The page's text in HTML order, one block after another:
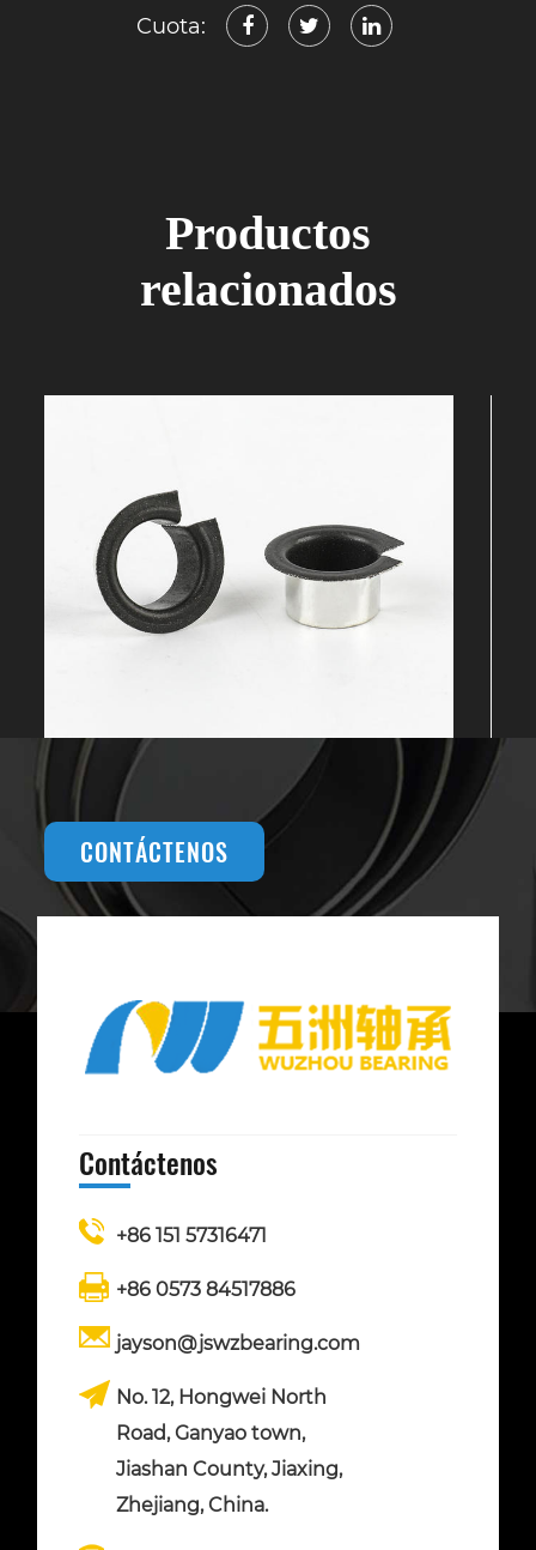
Cuota:
Productos
relacionados
CONTÁCTENOS
Contáctenos
+86 151 57316471
+86 0573 84517886
jayson@jswzbearing.com
No. 12, Hongwei North
Road, Ganyao town,
Jiashan County, Jiaxing,
Zhejiang, China.